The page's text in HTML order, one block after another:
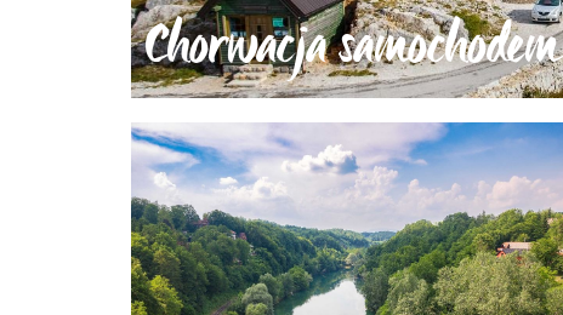
Chorwacja samochodem